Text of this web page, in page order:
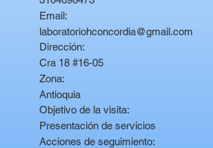
Email:
laboratoriohconcordia@gmail.com
Dirección:
Cra 18 #16-05
Zona:
Antioquia
Objetivo de la visita:
Presentación de servicios
Acciones de seguimiento: